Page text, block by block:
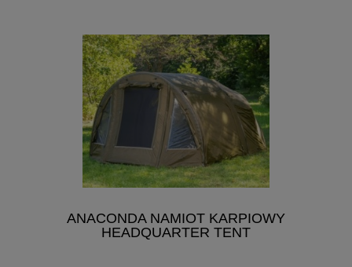
ANACONDA NAMIOT KARPIOWY
HEADQUARTER TENT